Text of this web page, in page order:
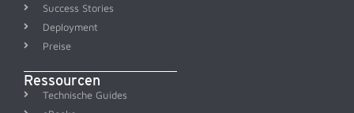
Success Stories
Deployment
Preise
Ressourcen
Technische Guides